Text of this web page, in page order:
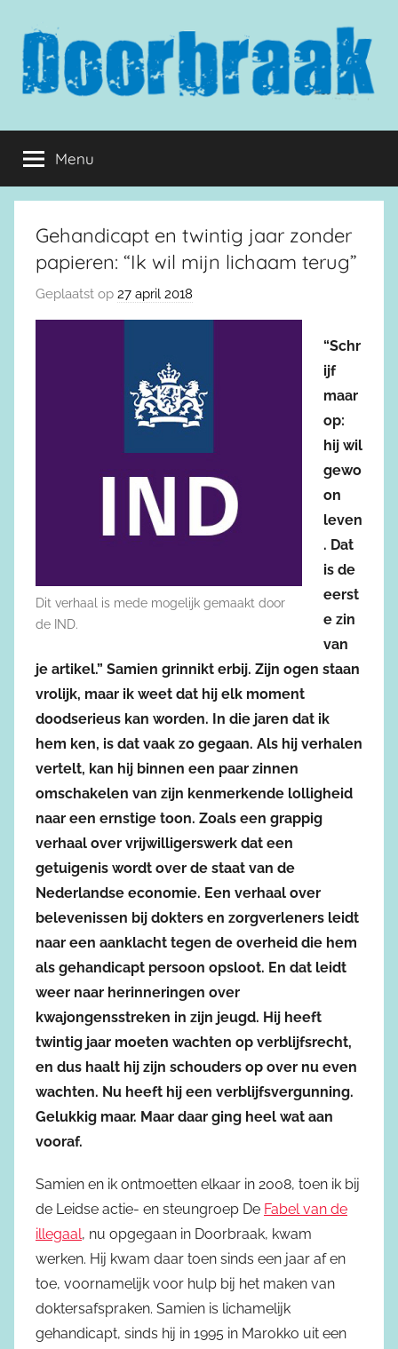
inhoud
springen
Doorbraak.eu
Menu
Gehandicapt en twintig jaar zonder
papieren: “Ik wil mijn lichaam terug”
Geplaatst op 27 april 2018
Dit verhaal is mede mogelijk gemaakt door
de IND.
“Schr
ijf
maar
op:
hij wil
gewo
on
leven
. Dat
is de
eerst
e zin
van
je artikel.” Samien grinnikt erbij. Zijn ogen staan
vrolijk, maar ik weet dat hij elk moment
doodserieus kan worden. In die jaren dat ik
hem ken, is dat vaak zo gegaan. Als hij verhalen
vertelt, kan hij binnen een paar zinnen
omschakelen van zijn kenmerkende lolligheid
naar een ernstige toon. Zoals een grappig
verhaal over vrijwilligerswerk dat een
getuigenis wordt over de staat van de
Nederlandse economie. Een verhaal over
belevenissen bij dokters en zorgverleners leidt
naar een aanklacht tegen de overheid die hem
als gehandicapt persoon opsloot. En dat leidt
weer naar herinneringen over
kwajongensstreken in zijn jeugd. Hij heeft
twintig jaar moeten wachten op verblijfsrecht,
en dus haalt hij zijn schouders op over nu even
wachten. Nu heeft hij een verblijfsvergunning.
Gelukkig maar. Maar daar ging heel wat aan
vooraf.
Samien en ik ontmoetten elkaar in 2008, toen ik bij
de Leidse actie- en steungroep De Fabel van de
illegaal, nu opgegaan in Doorbraak, kwam
werken. Hij kwam daar toen sinds een jaar af en
toe, voornamelijk voor hulp bij het maken van
doktersafspraken. Samien is lichamelijk
gehandicapt, sinds hij in 1995 in Marokko uit een